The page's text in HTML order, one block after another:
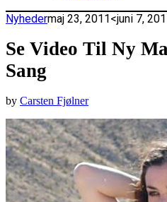
Nyhedermaj 23, 2011<juni 7,
Se Video Til Ny
Sang
by Carsten Fjølner